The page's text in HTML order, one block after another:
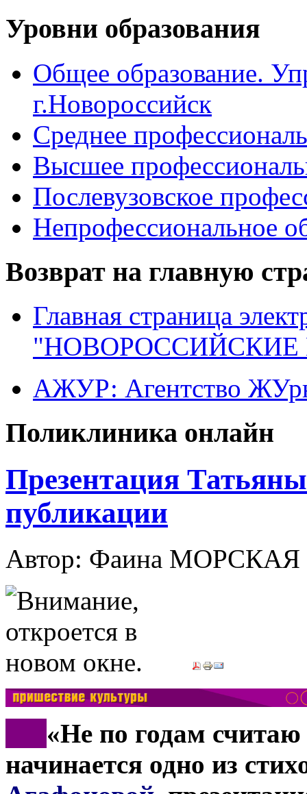
Уровни образования
Общее образование.
г.Новороссийск
Среднее
Высшее
Послевузовское
Непрофессиональное
Возврат на главную
Главная страница
"НОВОРОССИЙСКИЕ
АЖУР: Агентство
Поликлиника онлайн
Презентация
публикации
Автор: Фаина МОРСКАЯ
«Не по годам
начинается одно из